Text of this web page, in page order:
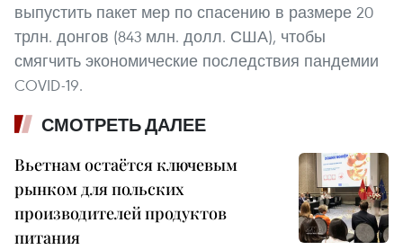
выпустить пакет мер по спасению в размере 20
трлн. донгов (843 млн. долл. США), чтобы
смягчить экономические последствия пандемии
COVID-19.
СМОТРЕТЬ ДАЛЕЕ
Вьетнам остаётся ключевым
рынком для польских
производителей продуктов
питания